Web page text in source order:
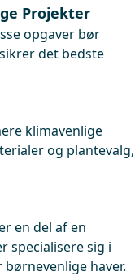
Projekter
opgaver bør
det bedste
klimavenlige
og plantevalg,
en del af en
specialisere sig i
haver.